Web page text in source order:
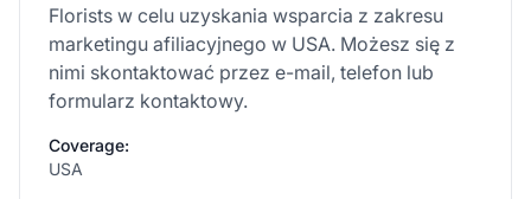
Florists w celu uzyskania wsparcia z zakresu
marketingu afiliacyjnego w USA. Możesz się z
nimi skontaktować przez e-mail, telefon lub
formularz kontaktowy.
Coverage:
USA